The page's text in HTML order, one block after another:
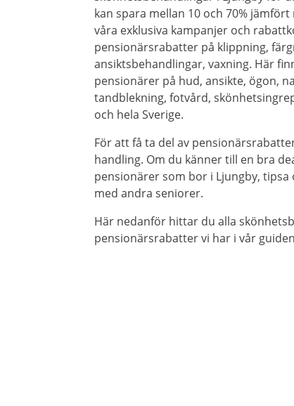
kan spara mellan 10 och 70%
våra exklusiva kampanjer och
pensionärsrabatter på klippning,
ansiktsbehandlingar, vaxning. Här
pensionärer på hud, ansikte, ögon,
tandblekning, fotvård,
och hela Sverige.
För att få ta del av
handling. Om du känner till en bra
pensionärer som bor i Ljungby, tipsa
med andra seniorer.
Här nedanför hittar du alla
pensionärsrabatter vi har i vår